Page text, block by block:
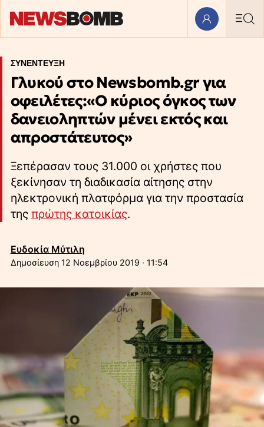
ΣΥΝΕΝΤΕΥΞΗ
Γλυκού στο Newsbomb.gr για
οφειλέτες:«Ο κύριος όγκος των
δανειοληπτών μένει εκτός και
απροστάτευτος»
Ξεπέρασαν τους 31.000 οι χρήστες που
ξεκίνησαν τη διαδικασία αίτησης στην
ηλεκτρονική πλατφόρμα για την προστασία
της πρώτης κατοικίας.
Ευδοκία Μύτιλη
12 Νοεμβρίου 2019 · 11:54